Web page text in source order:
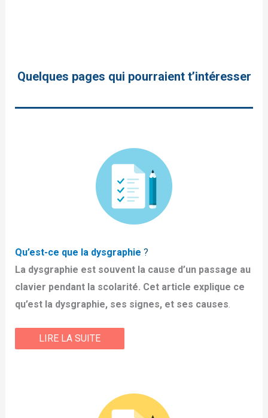
Quelques pages qui pourraient t’intéresser
Qu’est-ce que la dysgraphie ?
La dysgraphie est souvent la cause d’un passage au
clavier pendant la scolarité. Cet article explique ce
qu’est la dysgraphie, ses signes, et ses causes
LIRE LA SUITE